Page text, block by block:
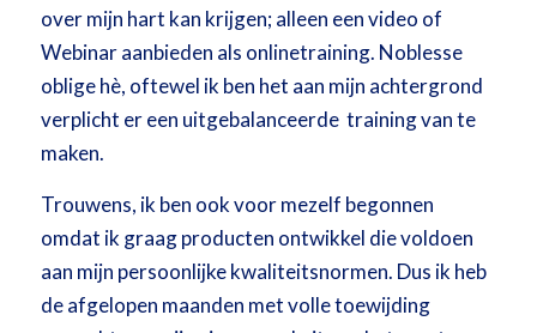
over mijn hart kan krijgen; alleen een video of
Webinar aanbieden als onlinetraining. Noblesse
oblige hè, oftewel ik ben het aan mijn achtergrond
verplicht er een uitgebalanceerde training van te
maken.
Trouwens, ik ben ook voor mezelf begonnen
omdat ik graag producten ontwikkel die voldoen
aan mijn persoonlijke kwaliteitsnormen. Dus ik heb
de afgelopen maanden met volle toewijding